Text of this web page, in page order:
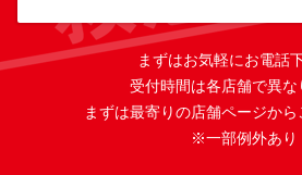
まずはお気軽にお電話
受付時間は各店舗で異な
まずは最寄りの店舗ページから
※一部例外あり